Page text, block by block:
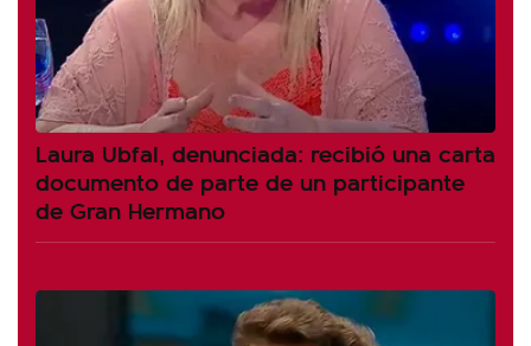
Laura Ubfal, denunciada: recibió una carta
documento de parte de un participante
de Gran Hermano